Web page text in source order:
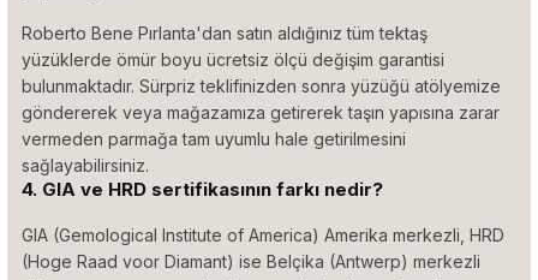
Roberto Bene Pırlanta'dan satın aldığınız tüm tektaş
yüzüklerde ömür boyu ücretsiz ölçü değişim garantisi
bulunmaktadır. Sürpriz teklifinizden sonra yüzüğü atölyemize
göndererek veya mağazamıza getirerek taşın yapısına zarar
vermeden parmağa tam uyumlu hale getirilmesini
sağlayabilirsiniz.
4. GIA ve HRD sertifikasının farkı nedir?
GIA (Gemological Institute of America) Amerika merkezli, HRD
(Hoge Raad voor Diamant) ise Belçika (Antwerp) merkezli